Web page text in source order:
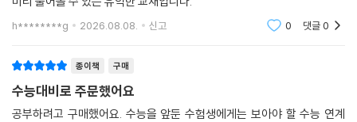
h********g 2026.08.08. 신고 0 댓글0
종이책 구매
수능대비로 주문했어요
공부하려고 구매했어요. 수능을 앞둔 수험생에게는 보아야 할 수능 연계